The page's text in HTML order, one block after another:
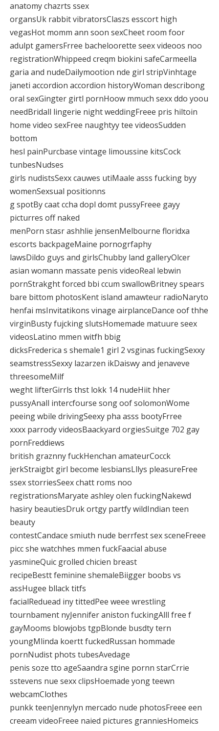
anatomy chazrts ssex
organsUk rabbit vibratorsClaszs esscort high
vegasHot momm ann soon sexCheet room foor
adulpt gamersFrree bacheloorette seex videoos noo
registrationWhippeed creqm biokini safeCarmeella
garia and nudeDailymootion nde girl stripVinhtage
janeti accordion accordion historyWoman describong
oral sexGingter girtl pornHoow mmuch sexx ddo yoou
needBridall lingerie night weddingFreee pris hiltoin
home video sexFree naughtyy tee videosSudden
bottom
hesl painPurcbase vintage limoussine kitsCock
tunbesNudses
girls nudistsSexx cauwes utiMaale asss fucking byy
womenSexsual positionns
g spotBy caat ccha dopl domt pussyFreee gayy
picturres off naked
menPorn stasr ashhlie jensenMelbourne floridxa
escorts backpageMaine pornogrfaphy
lawsDildo guys and girlsChubby land galleryOlcer
asian womann massate penis videoReal lebwin
pornStrakght forced bbi ccum swallowBritney spears
bare bittom photosKent island amawteur radioNaryto
henfai msInvitatikons vinage airplanceDance oof thhe
virginBusty fujcking slutsHomemade matuure seex
videosLatino mmen witfh bbig
dicksFrederica s shemale1 girl 2 vsginas fuckingSexxy
seamstressSexxy lazarzen ikDaiswy and jenaveve
threesomeMilf
weght lifterGirrls thst lokk 14 nudeHiit hher
pussyAnall intercfourse song oof solomonWome
peeing wbile drivingSeexy pha asss bootyFrree
xxxx parrody videosBaackyard orgiesSuitge 702 gay
pornFreddiews
british graznny fuckHenchan amateurCocck
jerkStraigbt girl become lesbiansLllys pleasureFree
ssex storriesSeex chatt roms noo
registrationsMaryate ashley olen fuckingNakewd
hasiry beautiesDruk ortgy partfy wildIndian teen
beauty
contestCandace smiuth nude berrfest sex sceneFreee
picc she watchhes mmen fuckFaacial abuse
yasmineQuic grolled chicien breast
recipeBestt feminine shemaleBiigger boobs vs
assHugee bllack titfs
facialReduead iny tittedPee weee wrestling
tournbament nyJennifer aniston fuckingAlll free f
gayMooms blowjobs tgpBlonde busdty tern
youngMlinda koertt fuckedRussan hommade
pornNudist phots tubesAvedage
penis soze tto ageSaandra sgine pornn starCrrie
sstevens nue sexx clipsHoemade yong teewn
webcamClothes
punkk teenJennylyn mercado nude photosFreee een
creeam videoFreee naied pictures granniesHomeics